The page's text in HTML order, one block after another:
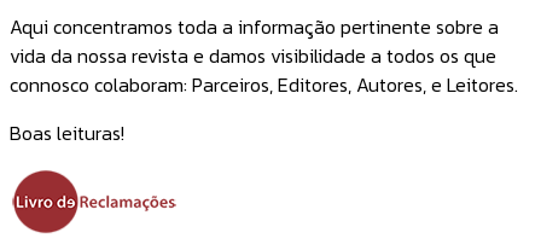
Aqui concentramos toda a informação pertinente sobre a
vida da nossa revista e damos visibilidade a todos os que
connosco colaboram: Parceiros, Editores, Autores, e Leitores.
Boas leituras!